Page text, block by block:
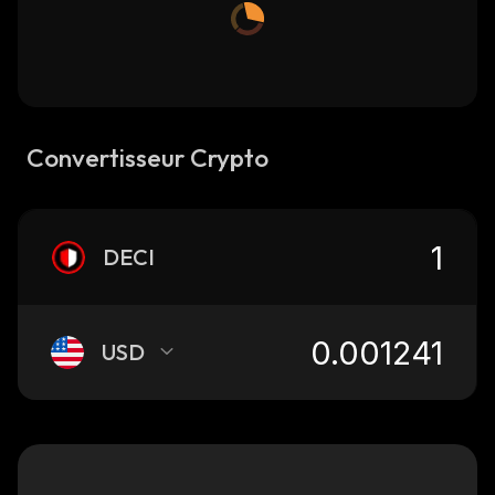
Convertisseur Crypto
DECI
USD